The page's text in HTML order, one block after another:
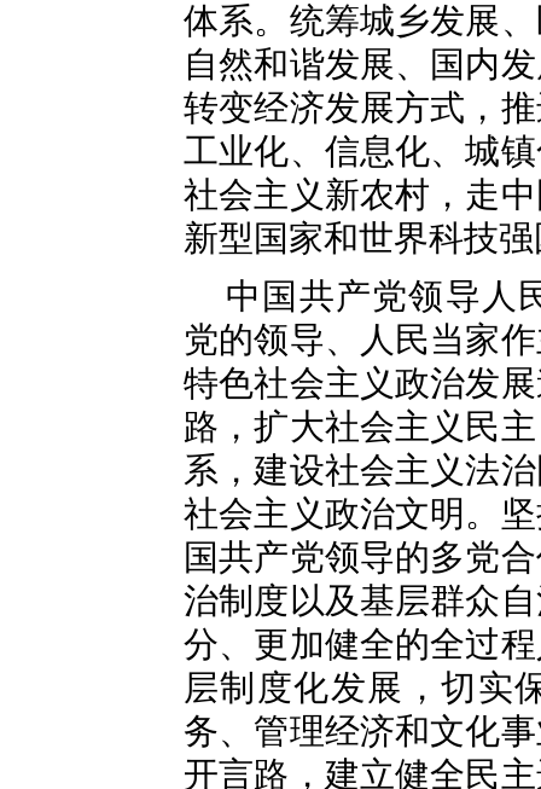
体系。统筹城乡发展
自然和谐发展、国内
转变经济发展方式，
工业化、信息化、城
社会主义新农村，走
新型国家和世界科技
中国共产党领导人
党的领导、人民当家
特色社会主义政治发
路，扩大社会主义民
系，建设社会主义法
社会主义政治文明。
国共产党领导的多党
治制度以及基层群众
分、更加健全的全过
层制度化发展，切实
务、管理经济和文化
开言路，建立健全民